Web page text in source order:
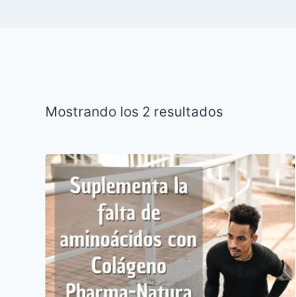
Mostrando los 2 resultadosOrdenado
popularidad